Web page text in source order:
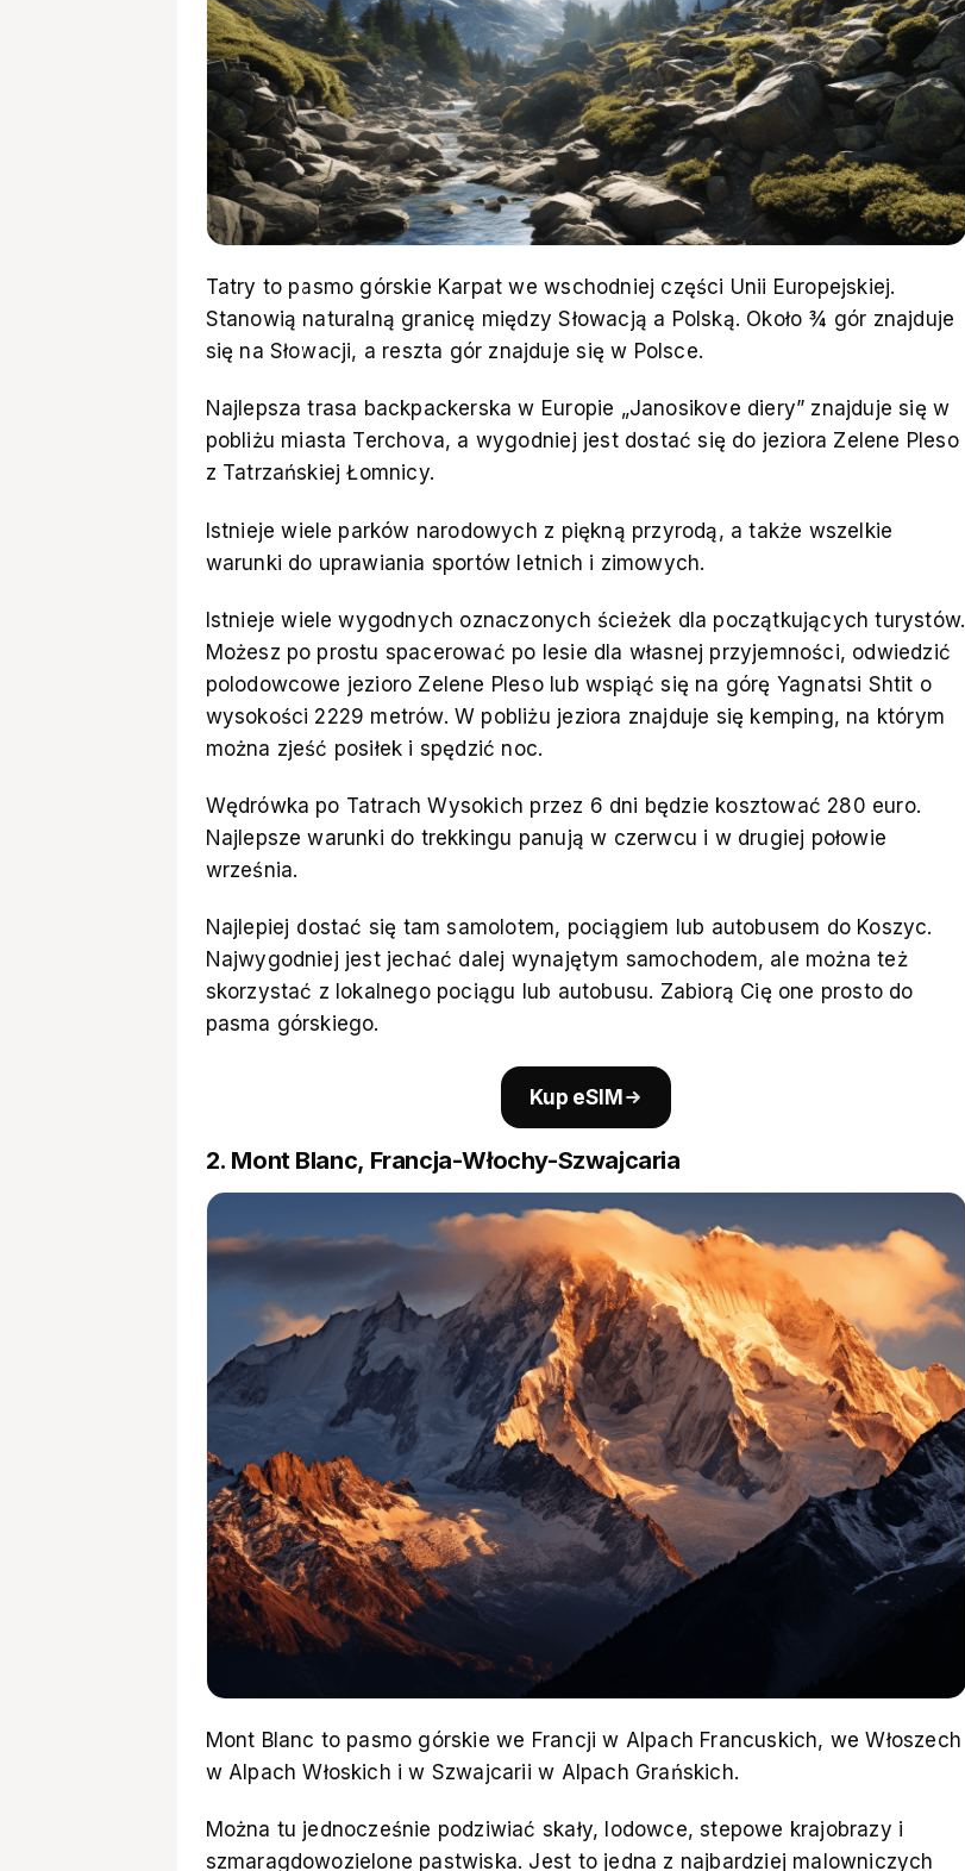
Tatry to pasmo górskie Karpat we wschodniej części Unii Europejskiej.
Stanowią naturalną granicę między Słowacją a Polską. Około ¾ gór znajduje
się na Słowacji, a reszta gór znajduje się w Polsce.
Najlepsza trasa backpackerska w Europie „Janosikove diery” znajduje się w
pobliżu miasta Terchova, a wygodniej jest dostać się do jeziora Zelene Pleso
z Tatrzańskiej Łomnicy.
Istnieje wiele parków narodowych z piękną przyrodą, a także wszelkie
warunki do uprawiania sportów letnich i zimowych.
Istnieje wiele wygodnych oznaczonych ścieżek dla początkujących turystów.
Możesz po prostu spacerować po lesie dla własnej przyjemności, odwiedzić
polodowcowe jezioro Zelene Pleso lub wspiąć się na górę Yagnatsi Shtit o
wysokości 2229 metrów. W pobliżu jeziora znajduje się kemping, na którym
można zjeść posiłek i spędzić noc.
Wędrówka po Tatrach Wysokich przez 6 dni będzie kosztować 280 euro.
Najlepsze warunki do trekkingu panują w czerwcu i w drugiej połowie
września.
Najlepiej dostać się tam samolotem, pociągiem lub autobusem do Koszyc.
Najwygodniej jest jechać dalej wynajętym samochodem, ale można też
skorzystać z lokalnego pociągu lub autobusu. Zabiorą Cię one prosto do
pasma górskiego.
Kup eSIM
2. Mont Blanc, Francja-Włochy-Szwajcaria
Mont Blanc to pasmo górskie we Francji w Alpach Francuskich, we Włoszech
w Alpach Włoskich i w Szwajcarii w Alpach Grańskich.
Można tu jednocześnie podziwiać skały, lodowce, stepowe krajobrazy i
szmaragdowozielone pastwiska. Jest to jedna z najbardziej malowniczych